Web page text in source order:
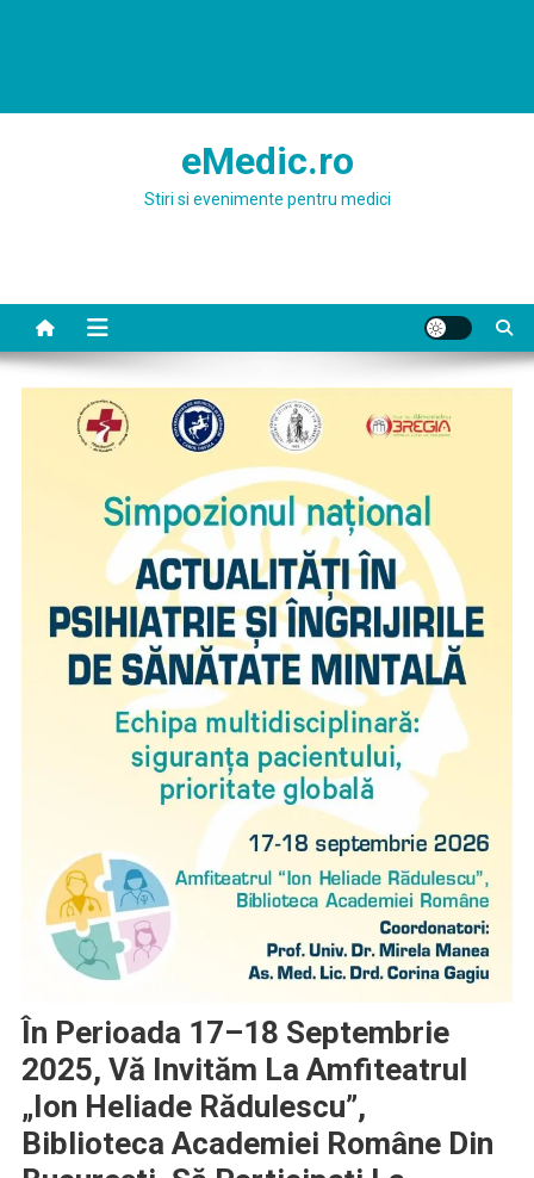
eMedic.ro
Stiri si evenimente pentru medici
În Perioada 17–18 Septembrie
2025, Vă Invităm La Amfiteatrul
„Ion Heliade Rădulescu”,
Biblioteca Academiei Române Din